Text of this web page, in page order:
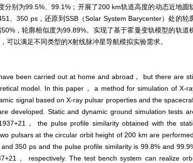
别为99.5%、99.1%；开展了200 km轨道高度的动态近地圆
、350 ps，还原到SSB（Solar System Barycenter）处的轮
，轮廓相似度为99.89%。实现了基于霍曼变轨模型的轨道
以满足不同类型的X射线脉冲星导航模拟实验需求。
been carried out at home and abroad， but there are
model. In this paper， a method for simulation of X-
signal based on X-ray pulsar properties and the
developed. Static and dynamic ground simulation tests
， the pulse profile similarity obtained with the
pulsars at the circular orbit height of 200 km are
350 ps and the pulse profile similarity is 99.8% and
， respectively. The test bench system can realize